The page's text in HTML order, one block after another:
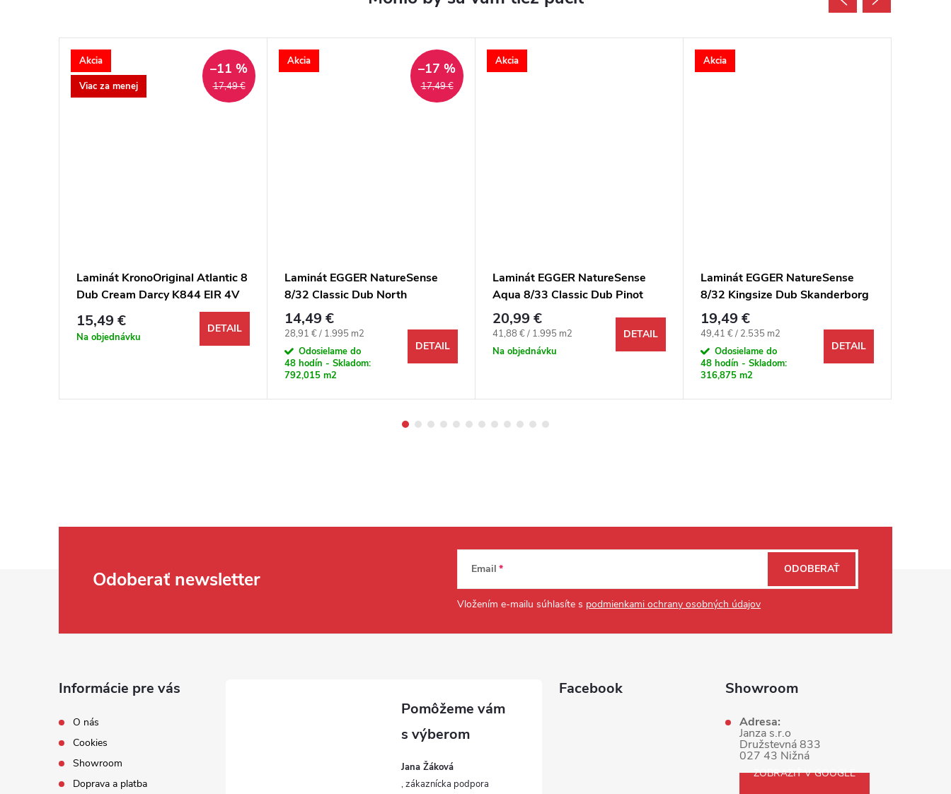
Akcia
Viac za menej
17,49 €
–11 %
Laminát KronoOriginal Atlantic 8
Dub Cream Darcy K844 EIR 4V
15,49 €
Na objednávku
DETAIL
Akcia
17,49 €
–17 %
Laminát EGGER NatureSense
8/32 Classic Dub North
svetlohnedý 4V
14,49 €
Jednotková cena:
28,91 € / 1.995 m2
Odosielame do
48 hodín - Skladom:
792,015 m2
DETAIL
Akcia
Laminát EGGER NatureSense
Aqua 8/33 Classic Dub Pinot
pieskový 4V
20,99 €
Jednotková cena:
41,88 € / 1.995 m2
Na objednávku
DETAIL
Akcia
Laminát EGGER NatureSense
8/32 Kingsize Dub Skanderborg
hnedý
19,49 €
Jednotková cena:
49,41 € / 2.535 m2
Odosielame do
48 hodín - Skladom:
316,875 m2
DETAIL
Odoberať newsletter Email
Vložením e-mailu súhlasíte s podmienkami ochrany osobných údajov
ODOBERAŤ
Informácie pre vás
O nás
Cookies
Showroom
Doprava a platba
Jana Žáková
Facebook Showroom
Adresa:
Janza s.r.o
Družstevná 833
027 43 Nižná
ZOBRAZIŤ V GOOGLE